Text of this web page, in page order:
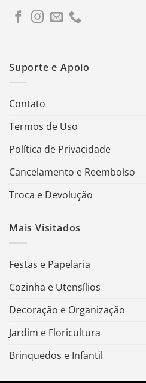
Suporte e Apoio
Contato
Termos de Uso
Política de Privacidade
Cancelamento e Reembolso
Troca e Devolução
Mais Visitados
Festas e Papelaria
Cozinha e Utensílios
Decoração e Organização
Jardim e Floricultura
Brinquedos e Infantil